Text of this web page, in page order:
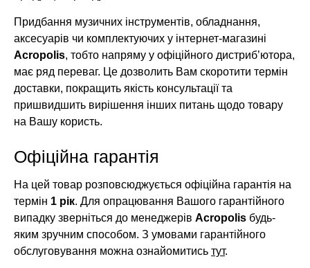
Придбання музичних інструментів, обладнання,
аксесуарів чи комплектуючих у інтернет-магазині
Acropolis, тобто напряму у офіційного дистриб’ютора,
має ряд переваг. Це дозволить Вам скоротити термін
доставки, покращить якість консультації та
пришвидшить вирішення інших питань щодо товару
на Вашу користь.
Офіційна гарантія
На цей товар розповсюджується офіційна гарантія на
термін 1 рік. Для опрацювання Вашого гарантійного
випадку зверніться до менеджерів Acropolis будь-
яким зручним способом. З умовами гарантійного
обслуговування можна ознайомитись тут.